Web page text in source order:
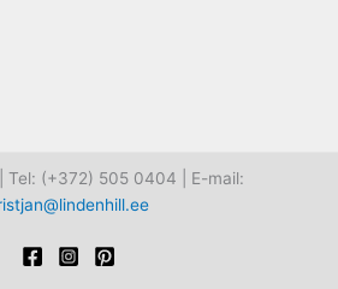
Tel: (+372) 505 0404 | E-mail: